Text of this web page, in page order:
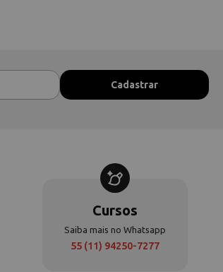
Cursos
Saiba mais no Whatsapp
55 (11) 94250-7277